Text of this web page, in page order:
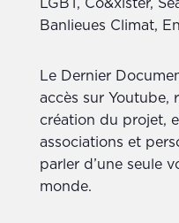
Banlieues Climat,
Le Dernier
accès sur Youtube,
création du projet,
associations et
parler d’une seule
monde.